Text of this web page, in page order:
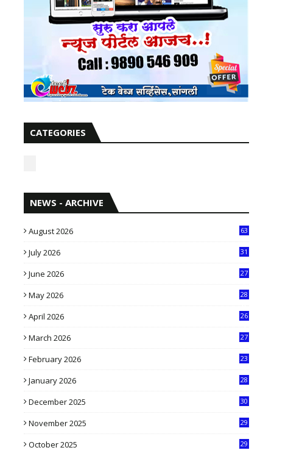
CATEGORIES
NEWS - ARCHIVE
August 2026 63
July 2026
31
June 2026
27
May 2026
28
April 2026
26
March 2026
27
February 2026
23
January 2026
28
December 2025
30
November 2025
29
October 2025
29